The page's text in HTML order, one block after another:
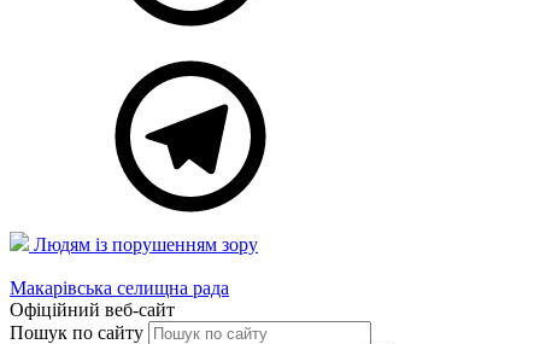
Людям із порушенням зору
Макарівська селищна рада
Офіційний веб-сайт
Пошук по сайту